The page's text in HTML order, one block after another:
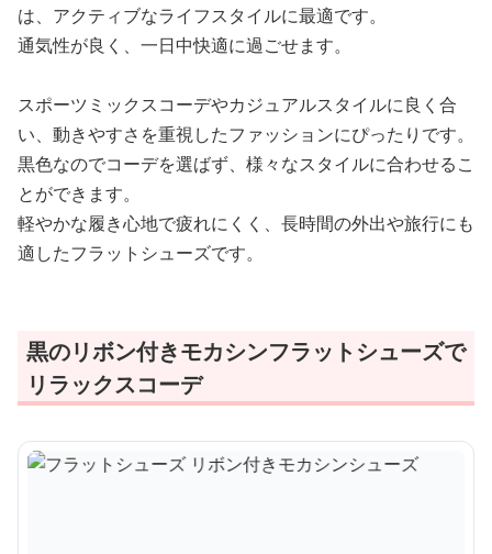
は、アクティブなライフスタイルに最適です。
通気性が良く、一日中快適に過ごせます。
スポーツミックスコーデやカジュアルスタイルに良く合
い、動きやすさを重視したファッションにぴったりです。
黒色なのでコーデを選ばず、様々なスタイルに合わせるこ
とができます。
軽やかな履き心地で疲れにくく、長時間の外出や旅行にも
適したフラットシューズです。
黒のリボン付きモカシンフラットシューズで
リラックスコーデ